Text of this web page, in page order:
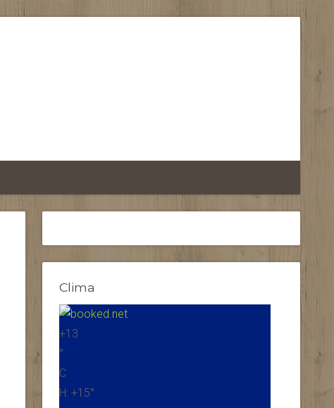
Clima
+13
°
C
H: +15°